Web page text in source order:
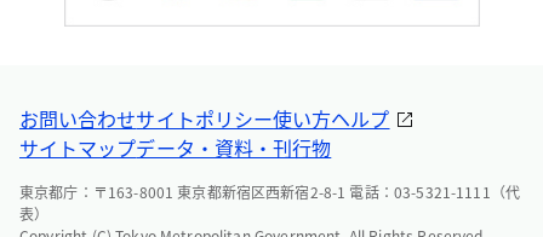
お問い合わせサイトポリシー使い方ヘルプ
サイトマップデータ・資料・刊行物
東京都庁：〒163-8001 東京都新宿区西新宿2-8-1 電話：03-5321-1111（代
表）